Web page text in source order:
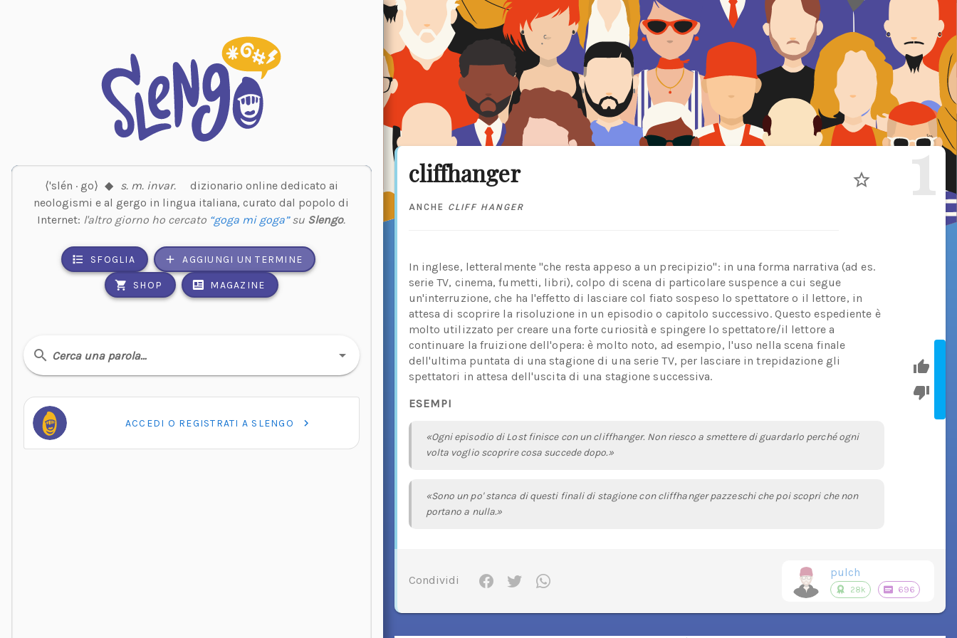
⟨'slén · go⟩ ◆ s. m. invar.
dizionario online dedicato ai
neologismi e al gergo in lingua italiana, curato dal popolo di
Internet: l'altro giorno ho cercato “goga mi goga”su Slengo.
SFOGLIA AGGIUNGI UN TERMINE
SHOP MAGAZINE
Cerca una parola…
ACCEDI O REGISTRATI A SLENGO
cliffhanger
ANCHE CLIFF HANGER 1
In inglese, letteralmente "che resta appeso a un precipizio": in una forma narrativa (ad es.
serie TV, cinema, fumetti, libri), colpo di scena di particolare suspence a cui segue
un'interruzione, che ha l'effetto di lasciare col fiato sospeso lo spettatore o il lettore, in
attesa di scoprire la risoluzione in un episodio o capitolo successivo. Questo espediente è
molto utilizzato per creare una forte curiosità e spingere lo spettatore/il lettore a
continuare la fruizione dell'opera: è molto noto, ad esempio, l'uso nella scena finale
dell'ultima puntata di una stagione di una serie TV, per lasciare in trepidazione gli
spettatori in attesa dell'uscita di una stagione successiva.
ESEMPI
«Ogni episodio di Lost finisce con un cliffhanger. Non riesco a smettere di guardarlo perché ogni
volta voglio scoprire cosa succede dopo.»
«Sono un po' stanca di questi finali di stagione con cliffhanger pazzeschi che poi scopri che non
portano a nulla.»
Condividi
pulch
28k 696